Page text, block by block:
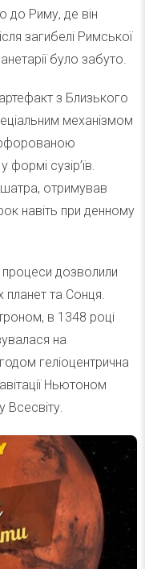
до Риму, де він
загибелі Римської
було забуто.
з Близького
механізмом
сузір’їв.
шатра, отримував
навіть при денному
процеси дозволили
планет та Сонця.
в 1348 році
на
геліоцентрична
Ньютоном